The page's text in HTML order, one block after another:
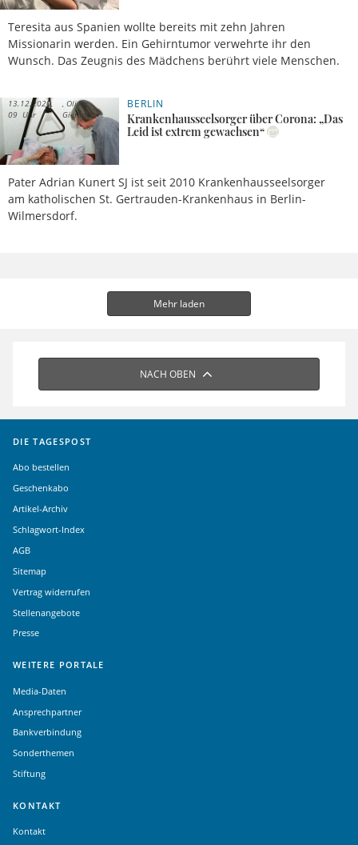
Teresita aus Spanien wollte bereits mit zehn Jahren
Missionarin werden. Ein Gehirntumor verwehrte ihr den
Wunsch. Das Zeugnis des Mädchens berührt viele Menschen.
BERLIN
Krankenhausseelsorger über Corona: „Das
Leid ist extrem gewachsen“
Pater Adrian Kunert SJ ist seit 2010 Krankenhausseelsorger
am katholischen St. Gertrauden-Krankenhaus in Berlin-
Wilmersdorf.
13.12.2020,
09 Uhr
Oliver
Gierens
Mehr laden
NACH OBEN
DIE TAGESPOST
Abo bestellen
Geschenkabo
Artikel-Archiv
Schlagwort-Index
AGB
Sitemap
Vertrag widerrufen
Stellenangebote
Presse
WEITERE PORTALE
Media-Daten
Ansprechpartner
Bankverbindung
Sonderthemen
Stiftung
KONTAKT
Kontakt